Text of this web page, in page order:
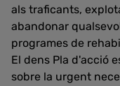
als traficants,
abandonar
programes de
El dens Pla d'acció
sobre la urgent